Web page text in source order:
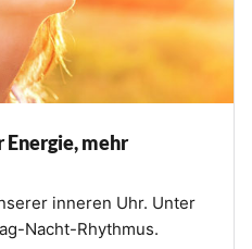
Energie, mehr
inneren Uhr. Unter
Nacht-Rhythmus.